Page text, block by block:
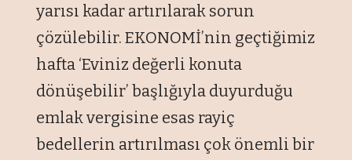
yarısı kadar artırılarak sorun
çözülebilir. EKONOMİ’nin geçtiğimiz
hafta ‘Eviniz değerli konuta
dönüşebilir’ başlığıyla duyurduğu
emlak vergisine esas rayiç
bedellerin artırılması çok önemli bir